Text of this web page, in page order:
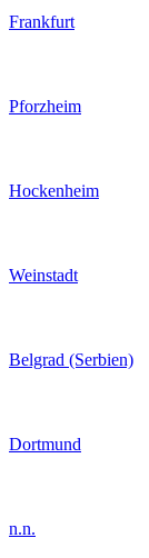
Frankfurt
Pforzheim
Hockenheim
Weinstadt
Belgrad (Serbien)
Dortmund
n.n.